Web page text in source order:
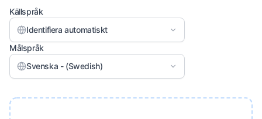
Källspråk
Identifiera automatiskt
Målspråk
Svenska - (Swedish)